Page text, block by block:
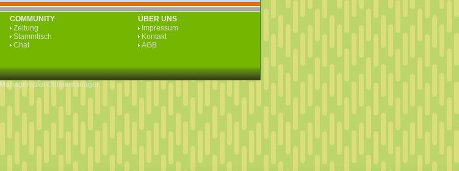
COMMUNITY
Zeitung
Stammtisch
Chat
ÜBER UNS
Impressum
Kontakt
AGB
Managerspiel Onlinemanager